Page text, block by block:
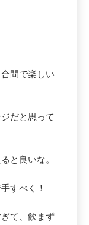
間で楽しい
だと思って
と良いな。
すべく！
て、飲まず